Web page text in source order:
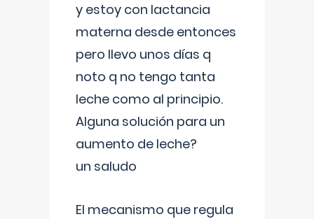
y estoy con lactancia
materna desde entonces
pero llevo unos días q
noto q no tengo tanta
leche como al principio.
Alguna solución para un
aumento de leche?
un saludo
El mecanismo que regula